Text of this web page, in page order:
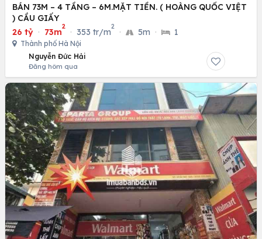
BÁN 73M – 4 TẦNG – 6M.MẶT TIỀN. ( HOÀNG QUỐC VIỆT
) CẦU GIẤY
26 tỷ · 73m
2
· 353 tr/m
2
· 5m · 1
Thành phố Hà Nội
Nguyễn Đức Hải
Đăng hôm qua